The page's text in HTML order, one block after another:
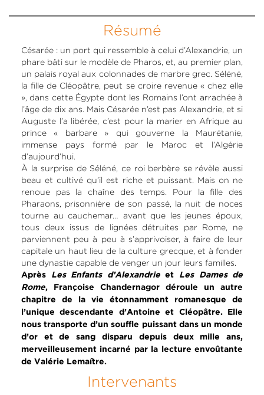
Résumé
Césarée : un port qui ressemble à celui d’Alexandrie, un
phare bâti sur le modèle de Pharos, et, au premier plan,
un palais royal aux colonnades de marbre grec. Séléné,
la fille de Cléopâtre, peut se croire revenue « chez elle
», dans cette Égypte dont les Romains l’ont arrachée à
l’âge de dix ans. Mais Césarée n’est pas Alexandrie, et si
Auguste l’a libérée, c’est pour la marier en Afrique au
prince « barbare » qui gouverne la Maurétanie,
immense pays formé par le Maroc et l’Algérie
d’aujourd’hui.
À la surprise de Séléné, ce roi berbère se révèle aussi
beau et cultivé qu’il est riche et puissant. Mais on ne
renoue pas la chaîne des temps. Pour la fille des
Pharaons, prisonnière de son passé, la nuit de noces
tourne au cauchemar… avant que les jeunes époux,
tous deux issus de lignées détruites par Rome, ne
parviennent peu à peu à s’apprivoiser, à faire de leur
capitale un haut lieu de la culture grecque, et à fonder
une dynastie capable de venger un jour leurs familles.
AprèsLes Enfants d’Alexandrieet Les Dames de
Rome, Françoise Chandernagor déroule un autre
chapitre de la vie étonnamment romanesque de
l’unique descendante d’Antoine et Cléopâtre. Elle
nous transporte d’un souffle puissant dans un monde
d’or et de sang disparu depuis deux mille ans,
merveilleusement incarné par la lecture envoûtante
de Valérie Lemaître.
Intervenants